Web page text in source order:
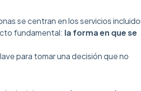
se centran en los servicios
fundamental: la forma en que se
para tomar una decisión que no